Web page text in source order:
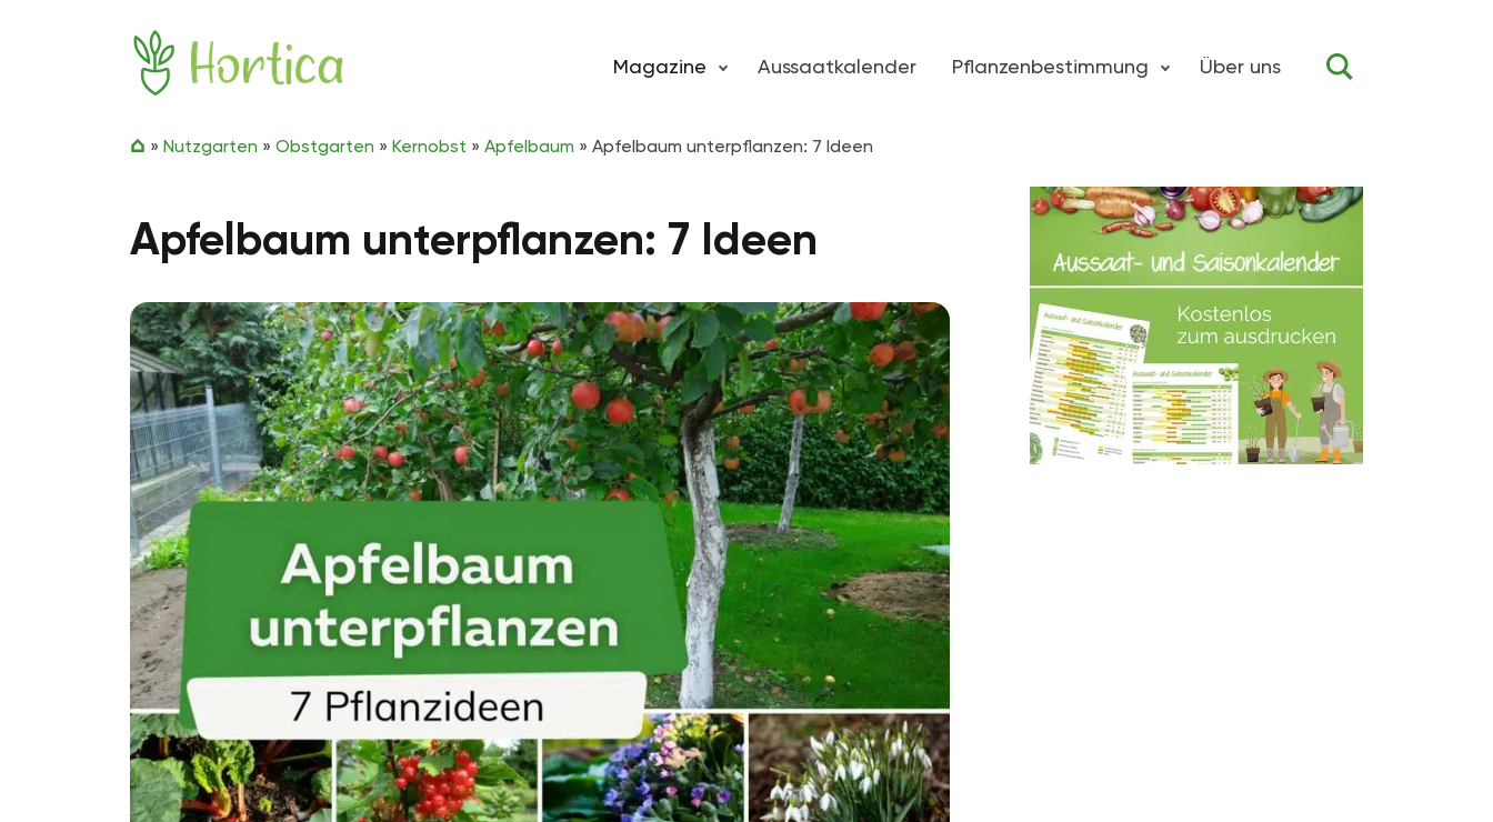
Magazine Aussaatkalender Pflanzenbestimmung Über uns
» Nutzgarten » Obstgarten » Kernobst » Apfelbaum » Apfelbaum unterpflanzen: 7 Ideen
Apfelbaum unterpflanzen: 7 Ideen